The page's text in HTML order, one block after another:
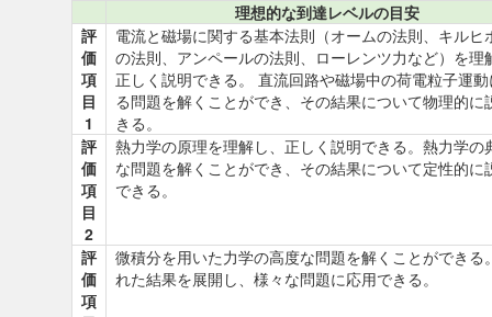
理想的な到達レベルの目安
評
価
項
目
1
電流と磁場に関する基本法則（オームの法則、キルヒ
の法則、アンペールの法則、ローレンツ力など）を理
正しく説明できる。 直流回路や磁場中の荷電粒子運
る問題を解くことができ、その結果について物理的に
きる。
評
価
項
目
2
熱力学の原理を理解し、正しく説明できる。熱力学の
な問題を解くことができ、その結果について定性的に
できる。
評
価
項
微積分を用いた力学の高度な問題を解くことができる
れた結果を展開し、様々な問題に応用できる。